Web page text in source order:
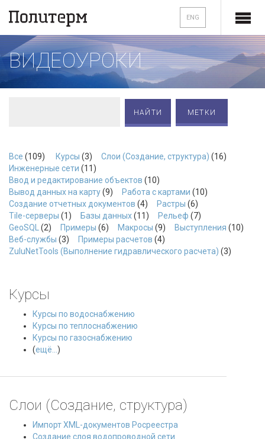
ENG
ВИДЕОУРОКИ
МЕТКИ
Все (109) Курсы (3) Слои (Создание, структура) (16)
Инженерные сети (11)
Ввод и редактирование объектов (10)
Вывод данных на карту(9) Работа с картами (10)
Создание отчетных документов (4) Растры (6)
Tile-серверы (1) Базы данных(11) Рельеф (7)
GeoSQL
(2) Примеры (6) Макросы (9) Выступления (10)
Веб-службы (3) Примеры расчетов (4)
ZuluNetTools (Выполнение гидравлического расчета) (3)
Курсы
Курсы по водоснабжению
Курсы по теплоснабжению
Курсы по газоснабжению
(ещё... )
Слои (Создание, структура)
Импорт XML-документов Росреестра
Создание слоя водопроводной сети